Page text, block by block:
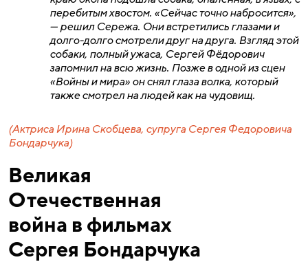
перебитым хвостом. «Сейчас точно набросится»,
— решил Сережа. Они встретились глазами и
долго-долго смотрели друг на друга. Взгляд этой
собаки, полный ужаса, Сергей Фёдорович
запомнил на всю жизнь. Позже в одной из сцен
«Войны и мира» он снял глаза волка, который
также смотрел на людей как на чудовищ.
(Актриса Ирина Скобцева, супруга Сергея Федоровича
Бондарчука)
Великая
Отечественная
война в фильмах
Сергея Бондарчука